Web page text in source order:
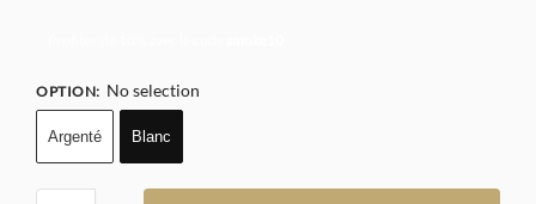
OPTION: No selection
Argenté Blanc